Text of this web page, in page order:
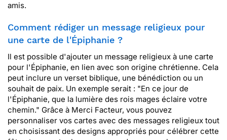
amis.
Comment rédiger un message religieux pour
une carte de l'Épiphanie ?
Il est possible d'ajouter un message religieux à une carte
pour l'Épiphanie, en lien avec son origine chrétienne. Cela
peut inclure un verset biblique, une bénédiction ou un
souhait de paix. Un exemple serait : "En ce jour de
l'Épiphanie, que la lumière des rois mages éclaire votre
chemin." Grâce à Merci Facteur, vous pouvez
personnaliser vos cartes avec des messages religieux tout
en choisissant des designs appropriés pour célébrer cette